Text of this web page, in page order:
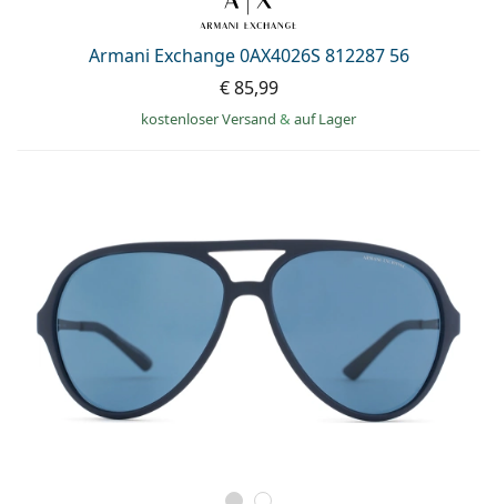
Armani Exchange 0AX4026S 812287 56
€ 85,99
kostenloser Versand & auf Lager